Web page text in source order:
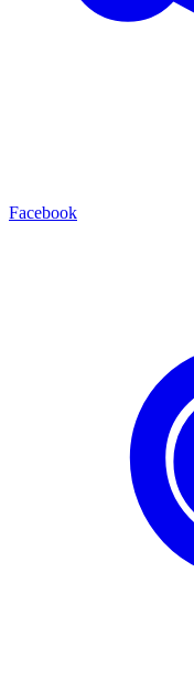
Facebook